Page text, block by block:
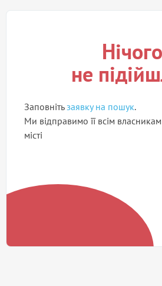
Нічого
не
Заповнітьзаявку на пошук.
Ми відправимо її всім
місті